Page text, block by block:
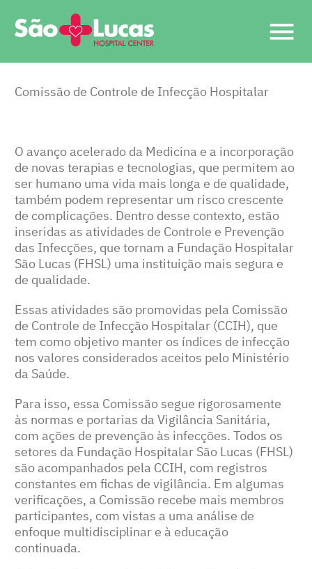
Comissão de Controle de Infecção Hospitalar
O avanço acelerado da Medicina e a incorporação
de novas terapias e tecnologias, que permitem ao
ser humano uma vida mais longa e de qualidade,
também podem representar um risco crescente
de complicações. Dentro desse contexto, estão
inseridas as atividades de Controle e Prevenção
das Infecções, que tornam a Fundação Hospitalar
São Lucas (FHSL) uma instituição mais segura e
de qualidade.
Essas atividades são promovidas pela Comissão
de Controle de Infecção Hospitalar (CCIH), que
tem como objetivo manter os índices de infecção
nos valores considerados aceitos pelo Ministério
da Saúde.
Para isso, essa Comissão segue rigorosamente
às normas e portarias da Vigilância Sanitária,
com ações de prevenção às infecções. Todos os
setores da Fundação Hospitalar São Lucas (FHSL)
são acompanhados pela CCIH, com registros
constantes em fichas de vigilância. Em algumas
verificações, a Comissão recebe mais membros
participantes, com vistas a uma análise de
enfoque multidisciplinar e à educação
continuada.